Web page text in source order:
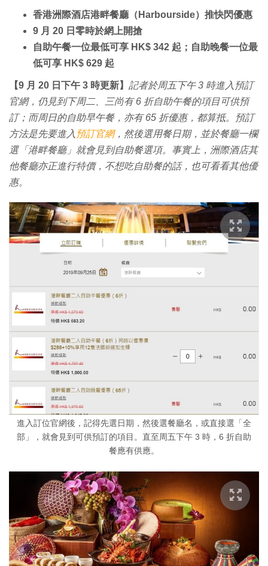
香港洲際酒店港畔餐廳（Harbourside）推快閃優惠
9 月 20 日零時於網上開搶
自助午餐一位最低可享 HK$ 342 起；自助晚餐一位最
低可享 HK$ 629 起
【9 月 20 日下午 3 時更新】 記者於周五下午 3 時進入預訂
官網，仍見到下周二、三尚有 6 折自助午餐的項目可供預
訂；而周日的自助早午餐，亦有 65 折優惠，都算抵。預訂
方法是先要進入 預訂官網，然後選用餐日期，並於餐廳一欄
選「港畔餐廳」就會見到自助餐選項。事實上，洲際酒店其
他餐廳亦正進行特價，不想吃自助餐的話，也可看看其他優
惠。
進入訂位官網後，記得先選日期，然後選餐廳名，或直接選「全
部」，就會見到可供預訂的項目。直至周五下午 3 時，6 折自助
餐應有供應。